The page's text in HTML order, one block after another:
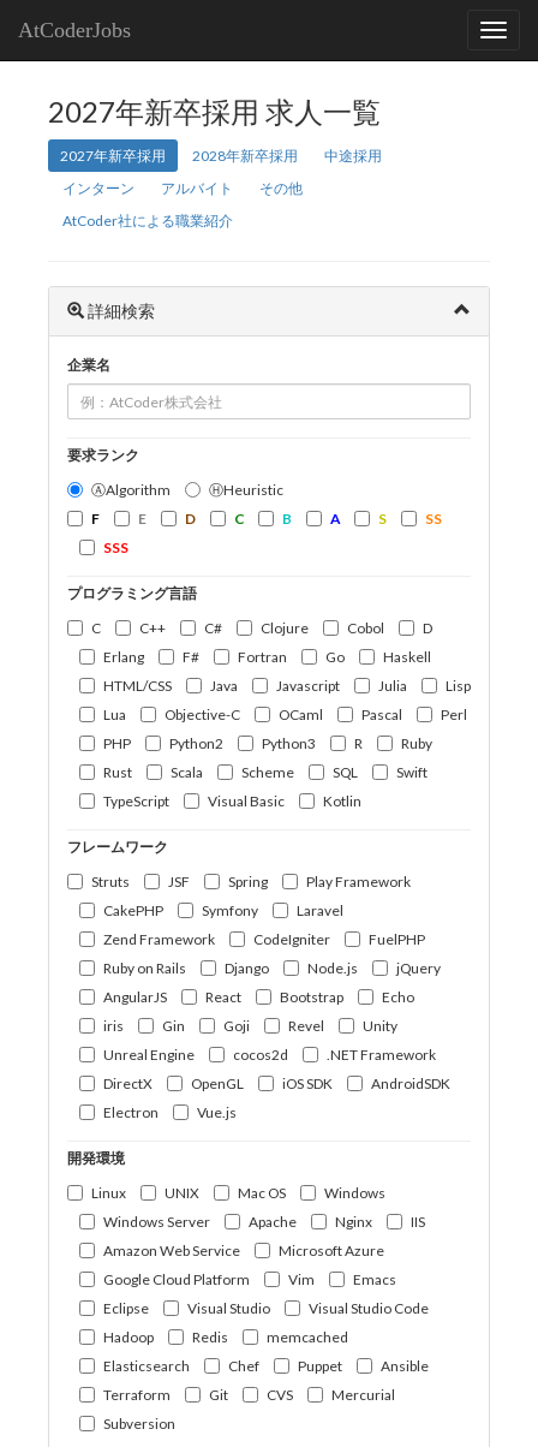
AtCoderJobs
2027年新卒採用 求人一覧
2027年新卒採用 2028年新卒採用
中途採用
インターン
アルバイト
その他
AtCoder社による職業紹介
詳細検索
企業名
要求ランク
ⒶAlgorithm
ⒽHeuristic
F
E D C B A S
SS
SSS
プログラミング言語
C
C++ C# Clojure Cobol
D
Erlang
F# Fortran Go
Haskell
HTML/CSS
Java Javascript Julia
Lisp
Lua
Objective-C OCaml Pascal
Perl
PHP
Python2 Python3 R
Ruby
Rust
Scala Scheme SQL
Swift
TypeScript
Visual Basic Kotlin
フレームワーク
Struts
JSF Spring
Play Framework
CakePHP
Symfony
Laravel
Zend Framework
CodeIgniter
FuelPHP
Ruby on Rails
Django Node.js
jQuery
AngularJS
React Bootstrap
Echo
iris
Gin Goji Revel
Unity
Unreal Engine
cocos2d
.NET Framework
DirectX
OpenGL iOS SDK
AndroidSDK
Electron
Vue.js
開発環境
Linux
UNIX Mac OS
Windows
Windows Server
Apache Nginx
IIS
Amazon Web Service
Microsoft Azure
Google Cloud Platform
Vim
Emacs
Eclipse
Visual Studio
Visual Studio Code
Hadoop
Redis
memcached
Elasticsearch
Chef Puppet
Ansible
Terraform
Git CVS
Mercurial
Subversion